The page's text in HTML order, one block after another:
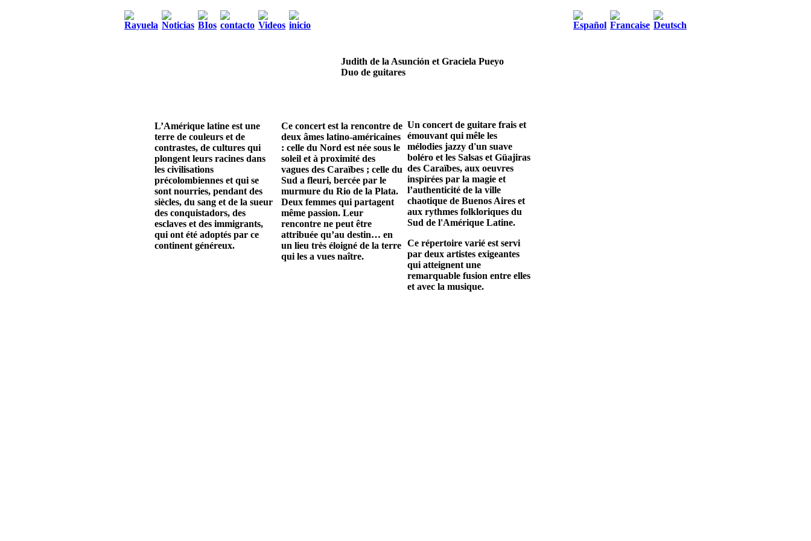
Judith de la Asunción et Graciela Pueyo
Duo de guitares
L’Amérique latine est une
terre de couleurs et de
contrastes, de cultures qui
plongent leurs racines dans
les civilisations
précolombiennes et qui se
sont nourries, pendant des
siècles, du sang et de la sueur
des conquistadors, des
esclaves et des immigrants,
qui ont été adoptés par ce
continent généreux.
Ce concert est la rencontre de
deux âmes latino-américaines
: celle du Nord est née sous le
soleil et à proximité des
vagues des Caraïbes ; celle du
Sud a fleuri, bercée par le
murmure du Rio de la Plata.
Deux femmes qui partagent
même passion. Leur
rencontre ne peut être
attribuée qu’au destin… en
un lieu très éloigné de la terre
qui les a vues naître.
Un concert de guitare frais et
émouvant qui mêle les
mélodies jazzy d'un suave
boléro et les Salsas et Güajiras
des Caraïbes, aux oeuvres
inspirées par la magie et
l’authenticité de la ville
chaotique de Buenos Aires et
aux rythmes folkloriques du
Sud de l'Amérique Latine.
Ce répertoire varié est servi
par deux artistes exigeantes
qui atteignent une
remarquable fusion entre elles
et avec la musique.